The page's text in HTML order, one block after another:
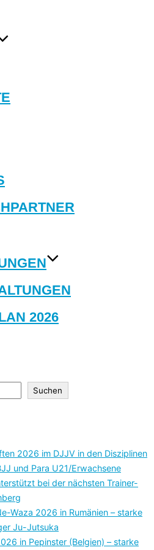
2026
Suchen
2026 im DJJV in den Disziplinen
und Para U21/Erwachsene
bei der nächsten Trainer-
Waza 2026 in Rumänien – starke
Ju-Jutsuka
in Pepinster (Belgien) – starke